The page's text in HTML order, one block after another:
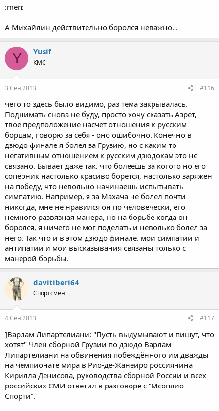
:men:
А Михайлин действительно боролся неважно...
Y Yusif
КМС
3 Сен 2013 #116
чего то здесь было видимо, раз тема закрывалась.
Поднимать снова не буду, просто хочу сказать Азрет,
твое предположение насчет отношения к русским
борцам, говорю за себя - оно ошибочно. Конечно в
дзюдо финале я болел за Грузию, но с каким то
негативным отношением к русским дзюдокам это не
связано. Бывает даже так, что болеешь за когото но его
соперник настолько красиво борется, настолько заряжен
на победу, что невольно начинаешь испытывать
симпатию. Например, я за Махача не болел почти
никогда, мне не нравился он по человечески, его
немного развязная манера, но на борьбе когда он
боролся, я ничего не мог поделать и неволько болел за
него. Так что и в этом дзюдо финале. мои симпатии и
антипатии и мои высказывания связаны только с
манерой борьбы.
davitiberi64
Спортсмен
4 Сен 2013 #117
]Варлам Липартелиани: "Пусть выдумывают и пишут, что
хотят" Член сборной Грузии по дзюдо Варлам
Липартелиани на обвинения побеждённого им дважды
на чемпионате мира в Рио-де-Жанейро россиянина
Кирилла Денисова, руководства сборной России и всех
российских СМИ ответил в разговоре с “Мсоплио
Спорти”.